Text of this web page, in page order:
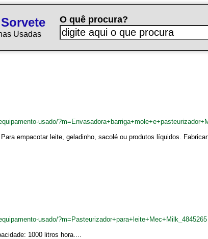
Usadas
O quê procura?
usado/
empacotar leite, geladinho, sacolé ou produtos líquidos.
usado/?m=Pasteurizador+para+leite+Mec+Milk_4845265
1000 litros hora....